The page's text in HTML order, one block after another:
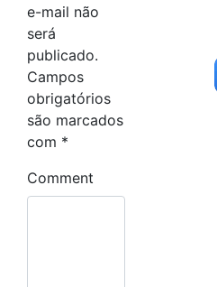
e-mail não
será
publicado.
Campos
obrigatórios
são marcados
com *
Comment